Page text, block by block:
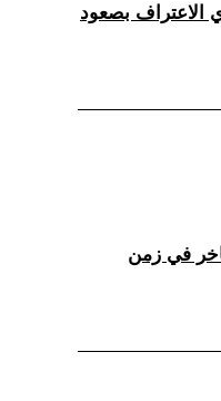
الاعتراف بصعود
في زمن